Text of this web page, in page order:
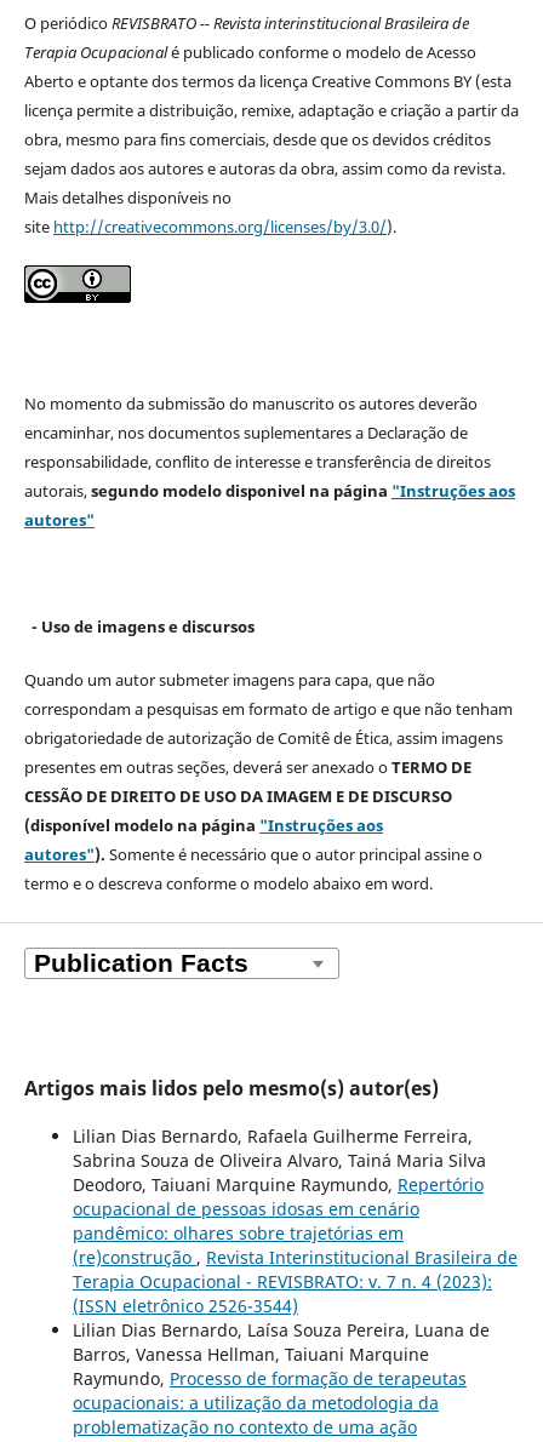
O periódicoREVISBRATO -- Revista interinstitucional Brasileira de
Terapia Ocupacionalé publicado conforme o modelo de Acesso
Aberto e optante dos termos da licença Creative Commons BY (esta
licença permite a distribuição, remixe, adaptação e criação a partir da
obra, mesmo para fins comerciais, desde que os devidos créditos
sejam dados aos autores e autoras da obra, assim como da revista.
Mais detalhes disponíveis no
site http://creativecommons.org/licenses/by/3.0/).
No momento da submissão do manuscrito os autores deverão
encaminhar, nos documentos suplementares a Declaração de
responsabilidade, conflito de interesse e transferência de direitos
autorais,segundo modelodisponivel na página "Instruções aos
autores"
- Uso de imagens e discursos
Quando um autor submeter imagens para capa, que não
correspondam a pesquisas em formato de artigo e que não tenham
obrigatoriedade de autorização de Comitê de Ética, assim imagens
presentes em outras seções, deverá ser anexado oTERMO DE
CESSÃO DE DIREITO DE USO DA IMAGEM E DE DISCURSO
(disponível modelo na página "Instruções aos
autores"). Somente é necessário que o autor principal assine o
termo e o descrevaconforme o modelo abaixo em word.
Artigos mais lidos pelo mesmo(s) autor(es)
Lilian Dias Bernardo, Rafaela Guilherme Ferreira,
Sabrina Souza de Oliveira Alvaro, Tainá Maria Silva
Deodoro, Taiuani Marquine Raymundo, Repertório
ocupacional de pessoas idosas em cenário
pandêmico: olhares sobre trajetórias em
(re)construção , Revista Interinstitucional Brasileira de
Terapia Ocupacional - REVISBRATO: v. 7 n. 4 (2023):
(ISSN eletrônico 2526-3544)
Lilian Dias Bernardo, Laísa Souza Pereira, Luana de
Barros, Vanessa Hellman, Taiuani Marquine
Raymundo, Processo de formação de terapeutas
ocupacionais: a utilização da metodologia da
problematização no contexto de uma ação